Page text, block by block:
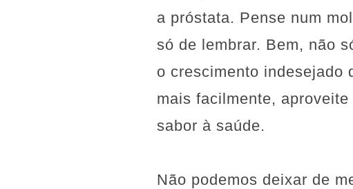
a próstata. Pense num
só de lembrar. Bem, não
o crescimento indesejado
mais facilmente,
sabor à saúde.
Não podemos deixar de